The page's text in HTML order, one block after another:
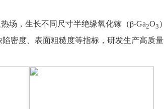
场，生长不同尺寸半绝缘氧化镓（β-Ga2O3 ）
密度、表面粗糙度等指标，研发生产高质量